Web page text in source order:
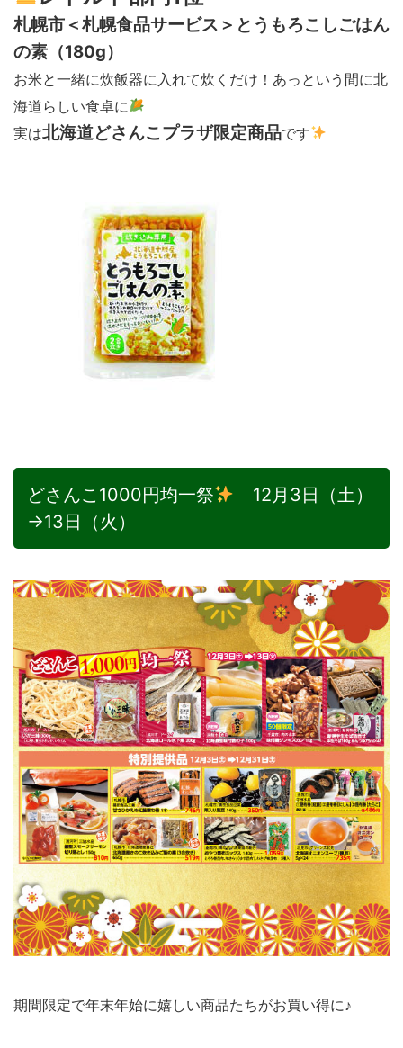
札幌市＜札幌食品サービス＞とうもろこしごはん
の素（180g）
お米と一緒に炊飯器に入れて炊くだけ！あっという間に北
海道らしい食卓に
実は北海道どさんこプラザ限定商品です
どさんこ1000円均一祭
12月3日（土）
→13日（火）
期間限定で年末年始に嬉しい商品たちがお買い得に♪